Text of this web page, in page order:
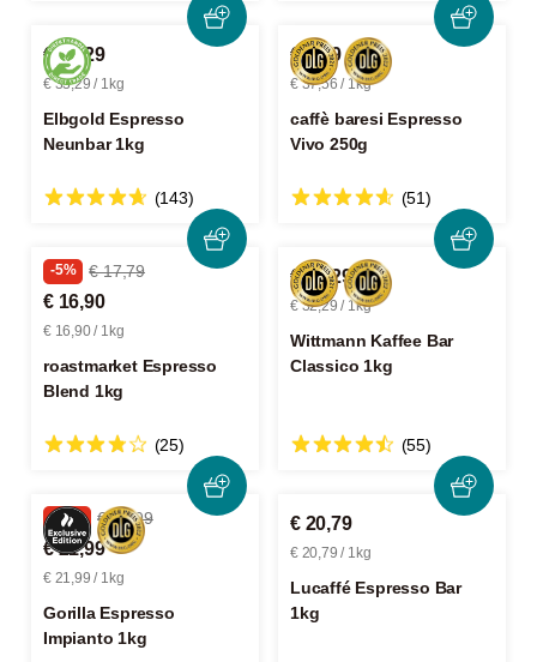
€ 33,29
€ 33,29 / 1kg
Elbgold Espresso
Neunbar 1kg
(143)
€ 9,39
€ 37,56 / 1kg
caffè baresi Espresso
Vivo 250g
(51)
-5% € 17,79
€ 16,90
€ 16,90 / 1kg
roastmarket Espresso
Blend 1kg
(25)
€ 32,29
€ 32,29 / 1kg
Wittmann Kaffee Bar
Classico 1kg
(55)
-18% € 26,99
€ 21,99
€ 21,99 / 1kg
Gorilla Espresso
Impianto 1kg
€ 20,79
€ 20,79 / 1kg
Lucaffé Espresso Bar
1kg